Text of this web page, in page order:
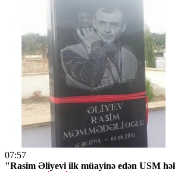
07:57
"Rasim Əliyevi ilk müayinə edən USM